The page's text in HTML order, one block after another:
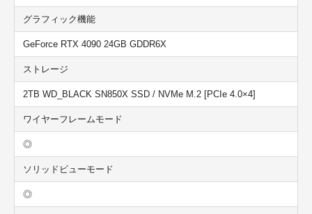
グラフィック機能
GeForce RTX 4090 24GB GDDR6X
ストレージ
2TB WD_BLACK SN850X SSD / NVMe M.2 [PCIe 4.0×4]
ワイヤーフレームモード
◎
ソリッドビューモード
◎